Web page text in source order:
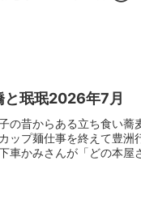
と珉珉2026年7月
の昔からある立ち食い蕎
ップ麺仕事を終えて豊洲
車かみさんが「どの本屋